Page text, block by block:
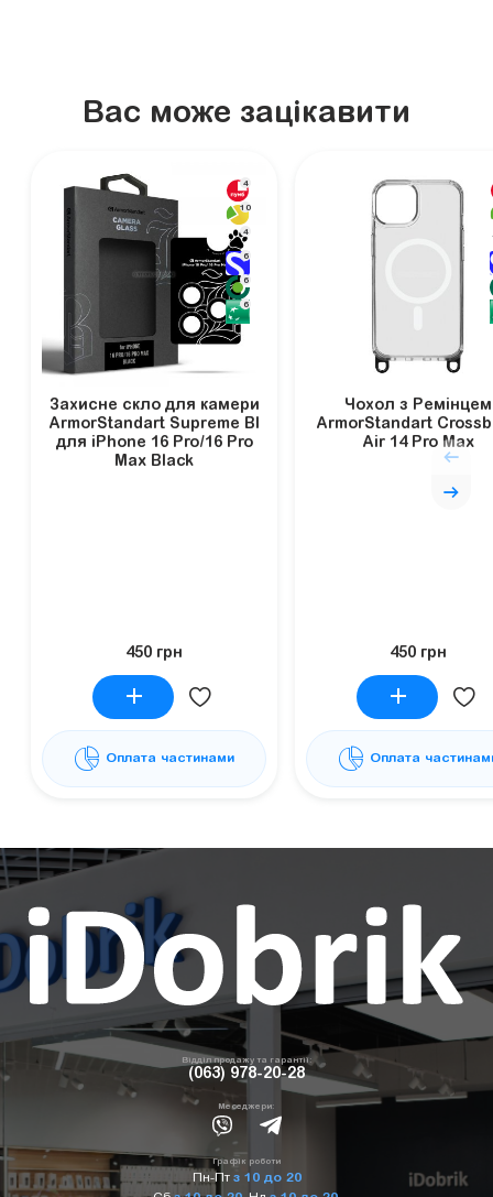
Вас може зацікавити
4
10
4
6
6
6
Захисне скло для камери
ArmorStandart Supreme BI
для iPhone 16 Pro/16 Pro
Max Black
450 грн
Оплата частинами
Чохол з Ремінцем
ArmorStandart
Air 14 Pro Max
450 грн
Оплата
Відділ продажу та гарантії:
(063) 978-20-28
Меседжери:
Графік роботи
Пн-Пт з 10 до 20